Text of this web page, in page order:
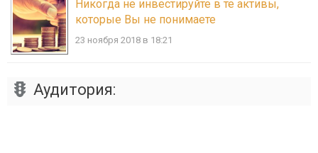
Никогда не инвестируйте в те активы,
которые Вы не понимаете
23 ноября 2018 в 18:21
Аудитория: